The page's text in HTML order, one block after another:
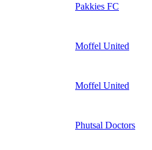
Pakkies FC
Moffel United
Moffel United
Phutsal Doctors